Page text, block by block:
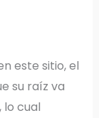
este sitio, el
su raíz va
lo cual